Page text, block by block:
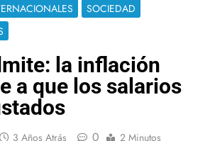
SOCIEDAD
la inflación
a que los salarios
3 Años Atrás 0 2 Minutos